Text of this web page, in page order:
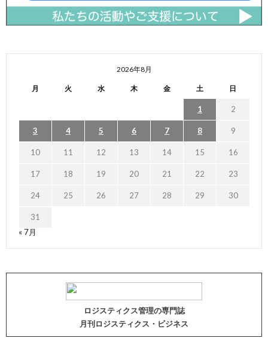
2026年8月
月 火 水 木 金 土 日
1 2
3 4 5 6 7 8 9
10 11 12 13 14 15 16
17 18 19 20 21 22 23
24 25 26 27 28 29 30
31
« 7月
ロジスティクス管理の専門誌
月刊ロジスティクス・ビジネス